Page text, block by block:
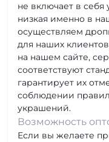
не включает в себя
низкая именно в
осуществляем
для наших
на нашем сайте,
соответствуют
гарантирует их
соблюдении
украшений.
Возможность
Если вы желаете